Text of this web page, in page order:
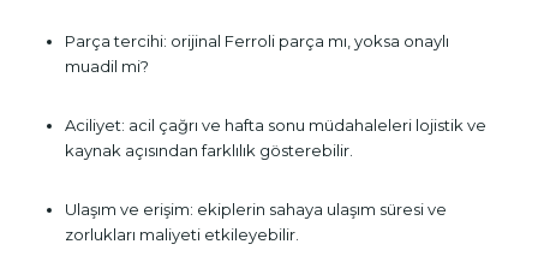
Parça tercihi: orijinal Ferroli parça mı, yoksa onaylı
muadil mi?
Aciliyet: acil çağrı ve hafta sonu müdahaleleri lojistik ve
kaynak açısından farklılık gösterebilir.
Ulaşım ve erişim: ekiplerin sahaya ulaşım süresi ve
zorlukları maliyeti etkileyebilir.